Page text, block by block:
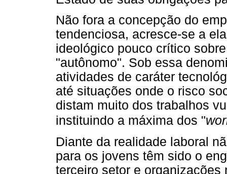
Não fora a concepção do
tendenciosa, acresce-se a
ideológico pouco crítico
"autônomo". Sob essa
atividades de caráter
até situações onde o risco
distam muito dos trabalhos
instituindo a máxima dos "
Diante da realidade laboral
para os jovens têm sido o
terceiro setor e organizações